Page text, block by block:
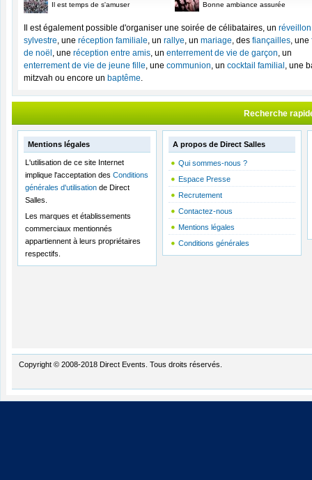
Il est temps de s'amuser Bonne ambiance assurée
Il est également possible d'organiser une soirée de célibataires, un
sylvestre, une réception familiale, un rallye, un mariage, des fiançailles, une
de noël , une réception entre amis, un enterrement de vie de garçon, un
enterrement de vie de jeune fille, une communion, un cocktail familial , une
mitzvah ou encore un baptême.
Recherche
Mentions légales
L'utilisation de ce site Internet
implique l'acceptation des Conditions
générales d'utilisation de Direct
Salles.
Les marques et établissements
commerciaux mentionnés
appartiennent à leurs propriétaires
respectifs.
A propos de Direct Salles
Qui sommes-nous ?
Espace Presse
Recrutement
Contactez-nous
Mentions légales
Conditions générales
Copyright © 2008-2018 Direct Events. Tous droits réservés.